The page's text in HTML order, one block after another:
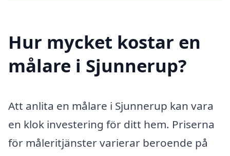
Hur mycket kostar en
målare i Sjunnerup?
Att anlita en målare i Sjunnerup kan vara
en klok investering för ditt hem. Priserna
för måleritjänster varierar beroende på